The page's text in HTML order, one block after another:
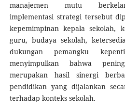
manajemen mutu
implementasi strategi tersebut
kepemimpinan kepala sekolah,
guru, budaya sekolah,
dukungan pemangku
menyimpulkan bahwa
merupakan hasil sinergi
pendidikan yang dijalankan
terhadap konteks sekolah.